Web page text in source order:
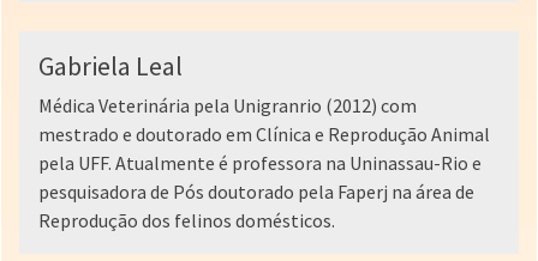
Gabriela Leal
Médica Veterinária pela Unigranrio (2012) com
mestrado e doutorado em Clínica e Reprodução Animal
pela UFF. Atualmente é professora na Uninassau-Rio e
pesquisadora de Pós doutorado pela Faperj na área de
Reprodução dos felinos domésticos.